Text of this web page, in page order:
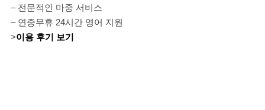
– 전문적인 마중 서비스
– 연중무휴 24시간 영어 지원
>이용 후기 보기